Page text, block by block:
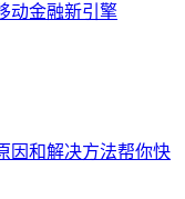
动金融新引擎
因和解决方法帮你快